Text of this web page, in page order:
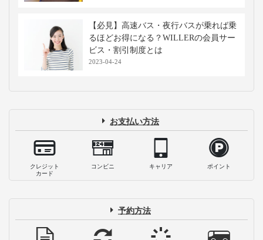
【必見】高速バス・夜行バスが乗れば乗
るほどお得になる？WILLERの会員サー
ビス・割引制度とは
2023-04-24
お支払い方法
クレジット
カード
コンビニ キャリア ポイント
予約方法